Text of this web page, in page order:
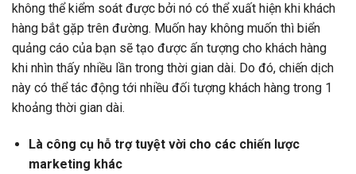
không thể kiểm soát được bởi nó có thể xuất hiện khi khách
hàng bắt gặp trên đường. Muốn hay không muốn thì biển
quảng cáo của bạn sẽ tạo được ấn tượng cho khách hàng
khi nhìn thấy nhiều lần trong thời gian dài. Do đó, chiến dịch
này có thể tác động tới nhiều đối tượng khách hàng trong 1
khoảng thời gian dài.
Là công cụ hỗ trợ tuyệt vời cho các chiến lược
marketing khác